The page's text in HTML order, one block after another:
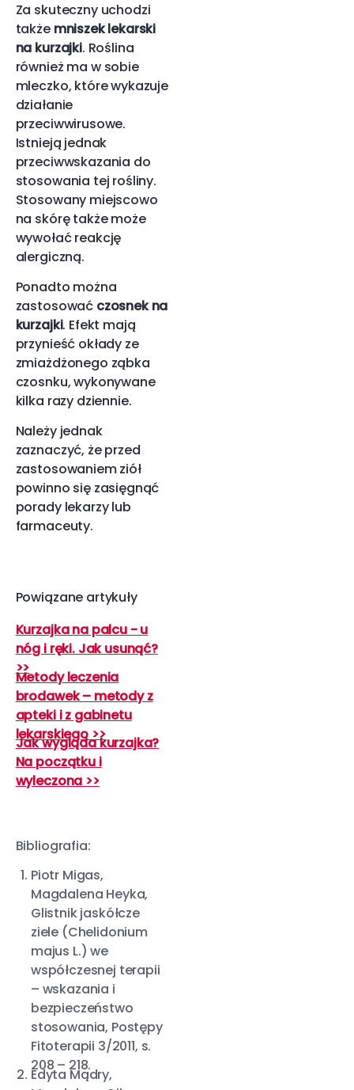
Za skuteczny uchodzi
także mniszek lekarski
na kurzajki. Roślina
również ma w sobie
mleczko, które wykazuje
działanie
przeciwwirusowe.
Istnieją jednak
przeciwwskazania do
stosowania tej rośliny.
Stosowany miejscowo
na skórę także może
wywołać reakcję
alergiczną.
Ponadto można
zastosować czosnek na
kurzajki. Efekt mają
przynieść okłady ze
zmiażdżonego ząbka
czosnku, wykonywane
kilka razy dziennie.
Należy jednak
zaznaczyć, że przed
zastosowaniem ziół
powinno się zasięgnąć
porady lekarzy lub
farmaceuty.
Powiązane artykuły
Kurzajka na palcu - u
nóg i ręki. Jak usunąć?
>>
Metody leczenia
brodawek – metody z
apteki i z gabinetu
lekarskiego >>
Jak wygląda kurzajka?
Na początku i
wyleczona >>
Bibliografia:
Piotr Migas,
Magdalena Heyka,
Glistnik jaskółcze
ziele (Chelidonium
majus L.) we
współczesnej terapii
– wskazania i
bezpieczeństwo
stosowania, Postępy
Fitoterapii 3/2011, s.
208 – 218.
Edyta Mądry,